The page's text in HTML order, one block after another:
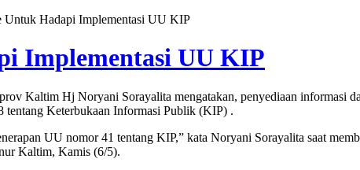
Untuk Hadapi Implementasi UU KIP
Implementasi UU KIP
Kaltim Hj Noryani Sorayalita mengatakan, penyediaan informasi
tentang Keterbukaan Informasi Publik (KIP) .
UU nomor 41 tentang KIP,” kata Noryani Sorayalita saat
Kaltim, Kamis (6/5).